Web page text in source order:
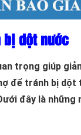
bị dột nước
trọng giúp
tránh bị dột
đây là